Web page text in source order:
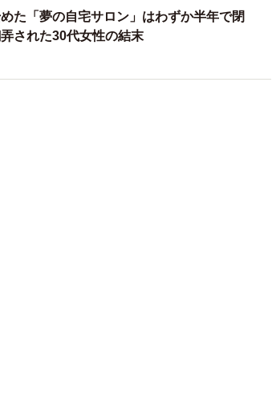
た「夢の自宅サロン」はわずか半年で閉
された30代女性の結末